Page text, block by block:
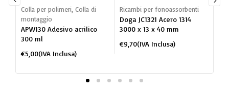
Colla per polimeri, Colla di
montaggio
APW130 Adesivo acrilico
300 ml
€5,00(IVA Inclusa)
Ricambi per fonoassorbenti
Doga JC1321 Acero 1314
3000 x 13 x 40 mm
€9,70(IVA Inclusa)